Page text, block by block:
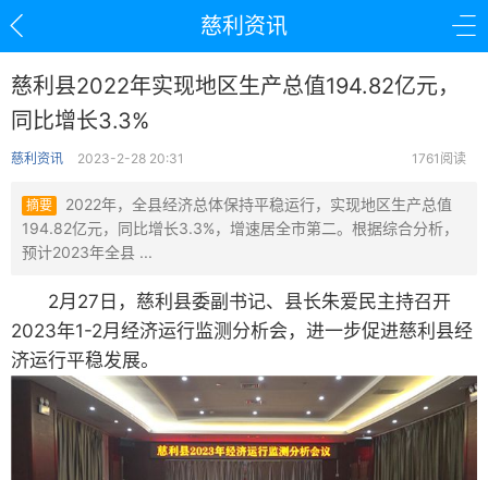
慈利资讯
慈利县2022年实现地区生产总值194.82亿元，
同比增长3.3%
慈利资讯 2023-2-28 20:31 1761阅读
摘要
2022年，全县经济总体保持平稳运行，实现地区生产总值
194.82亿元，同比增长3.3%，增速居全市第二。根据综合分析，
预计2023年全县 ...
2月27日，慈利县委副书记、县长朱爱民主持召开
2023年1-2月经济运行监测分析会，进一步促进慈利县经
济运行平稳发展。